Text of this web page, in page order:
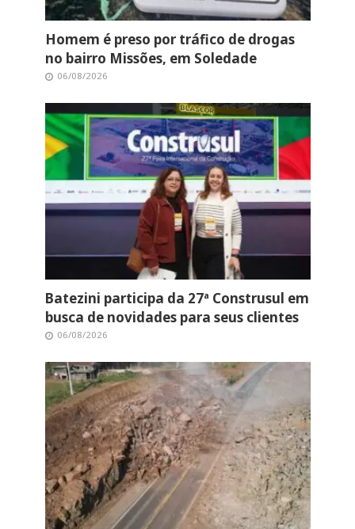
Homem é preso por tráfico de drogas
no bairro Missões, em Soledade
06/08/2026
Batezini participa da 27ª Construsul em
busca de novidades para seus clientes
06/08/2026